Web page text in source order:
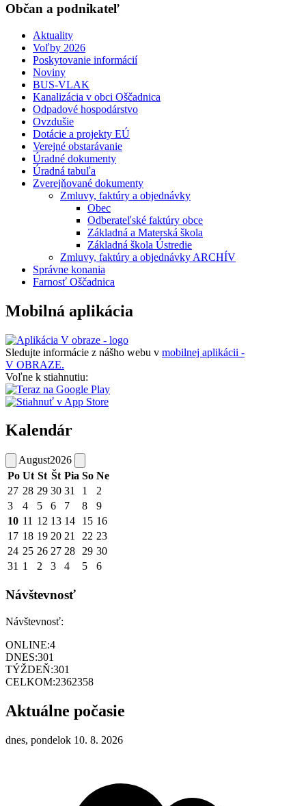
Občan a podnikateľ
Aktuality
Voľby 2026
Poskytovanie informácií
Noviny
BUS-VLAK
Kanalizácia v obci Oščadnica
Odpadové hospodárstvo
Ovzdušie
Dotácie a projekty EÚ
Verejné obstarávanie
Úradné dokumenty
Úradná tabuľa
Zverejňované dokumenty
Zmluvy, faktúry a objednávky
Obec
Odberateľské faktúry obce
Základná a Materská škola
Základná škola Ústredie
Zmluvy, faktúry a objednávky ARCHÍV
Správne konania
Farnosť Oščadnica
Mobilná aplikácia
Sledujte informácie z nášho webu v mobilnej aplikácii -
V OBRAZE.
Voľne k stiahnutiu:
Kalendár
August2026
Po Ut St Št Pia So Ne
27 28 29 30 31 1
2
3
4 5 6 7 8
9
10 11 12 13 14 15 16
17 18 19 20 21 22 23
24 25 26 27 28 29 30
31 1 2 3 4 5 6
Návštevnosť
Návštevnosť:
ONLINE:4
DNES:301
TÝŽDEŇ:301
CELKOM:2362358
Aktuálne počasie
dnes, pondelok 10. 8. 2026